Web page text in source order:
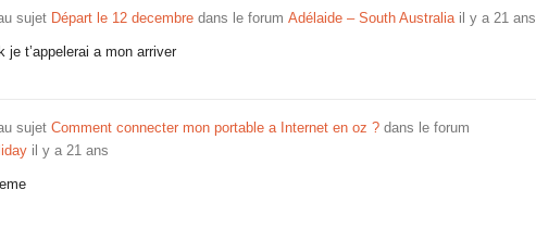
sujet Départ le 12 decembre dans le forum Adélaide – South Australia il y a 21 ans
je t’appelerai a mon arriver
sujet Comment connecter mon portable a Internet en oz ? dans le forum
il y a 21 ans